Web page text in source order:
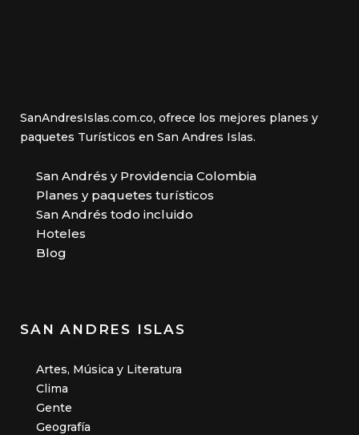
SanAndresIslas.com.co, ofrece los mejores planes y
paquetes Turísticos en San Andres Islas.
San Andrés y Providencia Colombia
Planes y paquetes turísticos
San Andrés todo incluido
Hoteles
Blog
SAN ANDRES ISLAS
Artes, Música y Literatura
Clima
Gente
Geografía